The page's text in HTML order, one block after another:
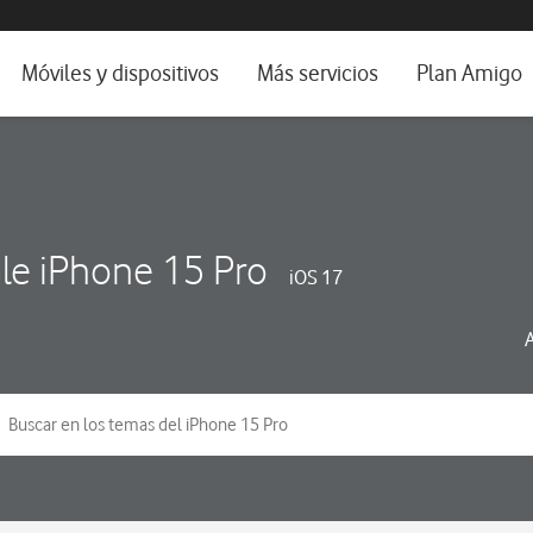
e idioma
Móviles y dispositivos Más servicios Plan Amigo
iPhone 15 Pro iOS 17